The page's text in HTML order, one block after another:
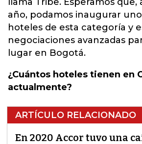
año, podamos inaugurar
hoteles de esta categoría y
negociaciones avanzadas
lugar en Bogotá.
¿Cuántos hoteles tienen en
actualmente?
ARTÍCULO RELACIONADO
En 2020 Accor tuvo una